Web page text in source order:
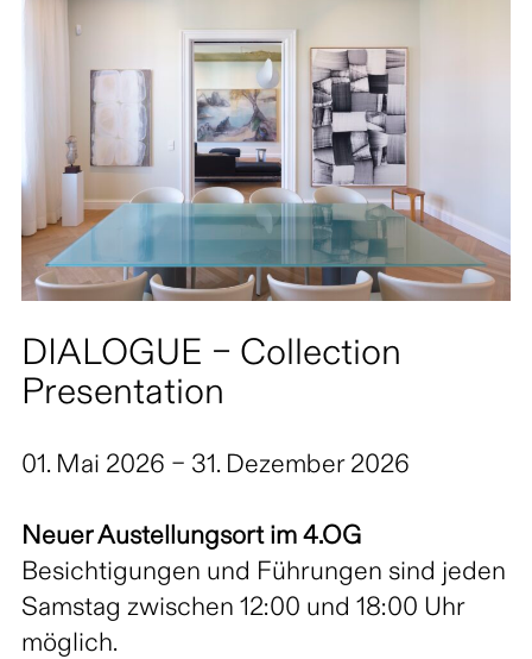
DIALOGUE – Collection
Presentation
01. Mai 2026 – 31. Dezember 2026
Neuer Austellungsort im 4.OG
Besichtigungen und Führungen sind jeden
Samstag zwischen 12:00 und 18:00 Uhr
möglich.